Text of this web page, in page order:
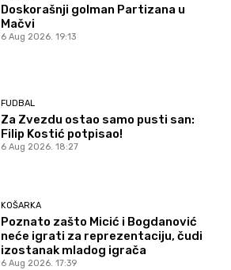
Doskorašnji golman Partizana u
Mačvi
6 Aug 2026. 19:13
FUDBAL
Za Zvezdu ostao samo pusti san:
Filip Kostić potpisao!
6 Aug 2026. 18:27
KOŠARKA
Poznato zašto Micić i Bogdanović
neće igrati za reprezentaciju, čudi
izostanak mladog igrača
6 Aug 2026. 17:39